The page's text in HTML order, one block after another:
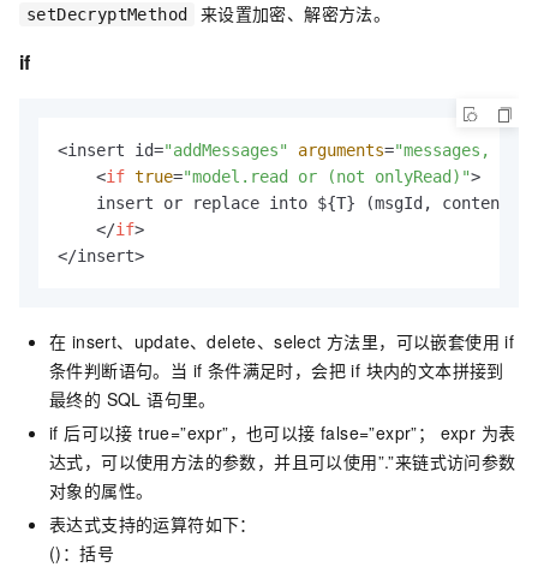
setDecryptMethod 来设置加密、解密方法。
if
<insert id="addMessages" arguments="messages,
<if true="model.read or (not onlyRead)">
insert or replace into ${T} (msgId, content,
</if>
</insert>
在 insert、update、delete、select 方法里，可以嵌套使用 if
条件判断语句。当 if 条件满足时，会把 if 块内的文本拼接到
最终的 SQL 语句里。
if 后可以接 true=”expr”，也可以接 false=”expr”； expr 为表
达式，可以使用方法的参数，并且可以使用”.”来链式访问参数
对象的属性。
表达式支持的运算符如下：
()：括号